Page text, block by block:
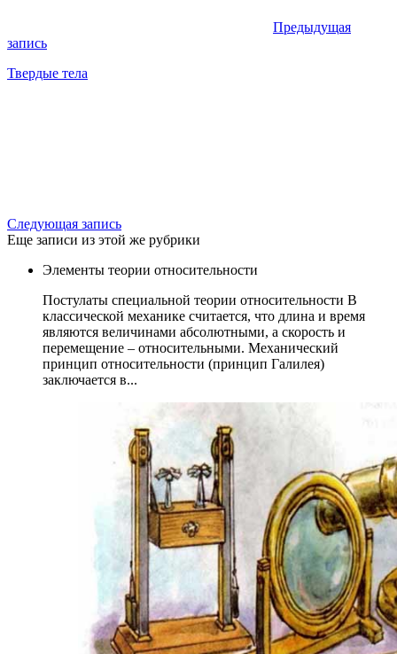
Предыдущая
запись
Твердые тела
Следующая запись
Еще записи из этой же рубрики
Элементы теории относительности
Постулаты специальной теории относительности В
классической механике считается, что длина и время
являются величинами абсолютными, а скорость и
перемещение – относительными. Механический
принцип относительности (принцип Галилея)
заключается в...